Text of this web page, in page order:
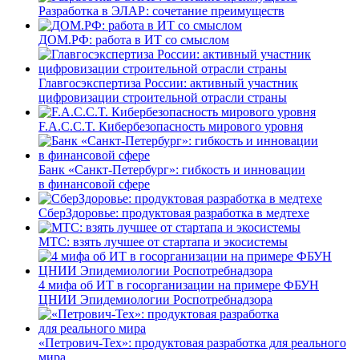
Разработка в ЭЛАР: сочетание преимуществ
ДОМ.РФ: работа в ИТ со смыслом
Главгосэкспертиза России: активный участник
цифровизации строительной отрасли страны
F.A.C.C.T. Кибербезопасность мирового уровня
Банк «Санкт-Петербург»: гибкость и инновации
в финансовой сфере
СберЗдоровье: продуктовая разработка в медтехе
МТС: взять лучшее от стартапа и экосистемы
4 мифа об ИТ в госорганизации на примере ФБУН
ЦНИИ Эпидемиологии Роспотребнадзора
«Петрович-Тех»: продуктовая разработка для реального
мира